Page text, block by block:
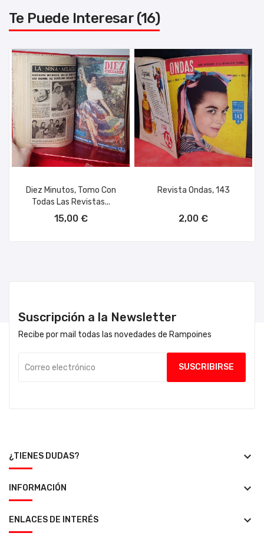
Te Puede Interesar (16)
Diez Minutos, Tomo Con
Todas Las Revistas...
15,00 €
Revista Ondas, 143
2,00 €
Suscripción a la Newsletter
Recibe por mail todas las novedades de Rampoines
¿TIENES DUDAS? keyboard_arrow_down
INFORMACIÓN keyboard_arrow_down
ENLACES DE INTERÉS keyboard_arrow_down